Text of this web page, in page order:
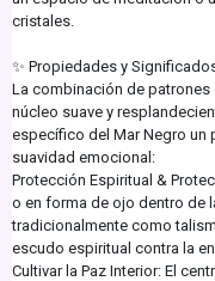
cristales.
✨ Propiedades y
La combinación de
núcleo suave y
específico del Mar Negro un
suavidad emocional:
Protección Espiritual &
o en forma de ojo dentro de
tradicionalmente como
escudo espiritual contra la
Cultivar la Paz Interior: El